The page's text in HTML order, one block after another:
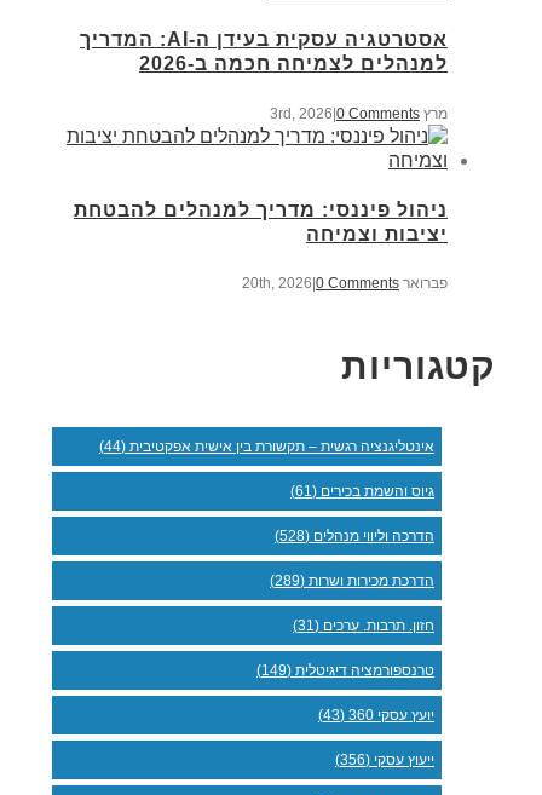
אסטרטגיה עסקית בעידן ה-AI: המדריך
למנהלים לצמיחה חכמה ב-2026
מרץ 3rd, 2026 |0 Comments
ניהול פיננסי: מדריך למנהלים להבטחת
יציבות וצמיחה
פברואר 20th, 2026 0 Comments
קטגוריות
אינטליגנציה רגשית – תקשורת בין אישית אפקטיבית (44)
גיוס והשמת בכירים (61)
הדרכה וליווי מנהלים (528)
הדרכת מכירות ושרות (289)
חזון. תרבות. ערכים (31)
טרנספורמציה דיגיטלית (149)
יועץ עסקי 360 (43)
ייעוץ עסקי (356)